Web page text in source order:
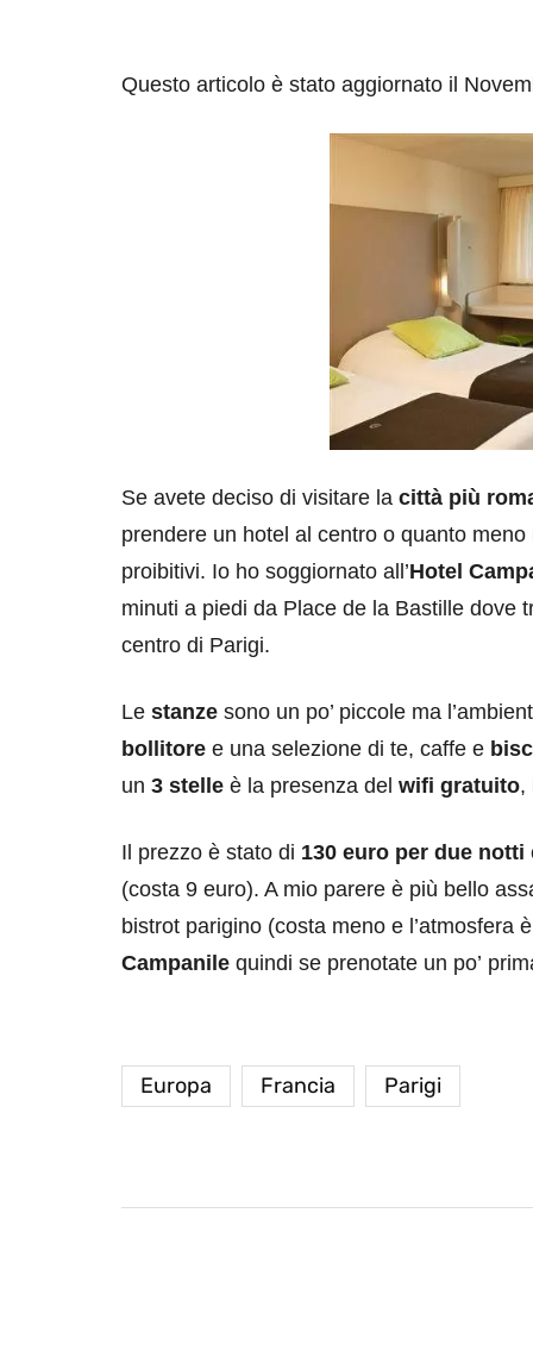
Questo articolo è stato aggiornato il
Se avete deciso di visitare la città più
prendere un hotel al centro o quanto
proibitivi. Io ho soggiornato all’Hotel
minuti a piedi da Place de la Bastille dove
centro di Parigi.
Le stanze sono un po’ piccole ma
bollitore e una selezione di te, caffe e
un 3 stelle è la presenza del wifi gratuito,
Il prezzo è stato di 130 euro per due notti
(costa 9 euro). A mio parere è più bello
bistrot parigino (costa meno e l’atmosfera
Campanile quindi se prenotate un po’
Europa Francia Parigi